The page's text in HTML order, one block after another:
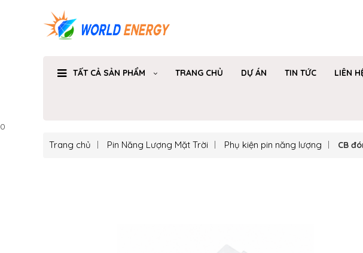
TẤT CẢ SẢN PHẨM TRANG CHỦ DỰ ÁN TIN TỨC LIÊN
0
Trang chủ Pin Năng Lượng Mặt Trời Phụ kiện pin năng lượng CB